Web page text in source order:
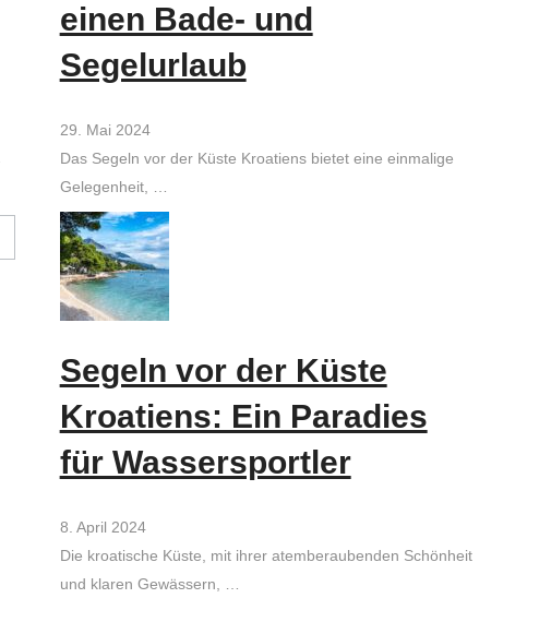
einen Bade- und
Segelurlaub
29. Mai 2024
Das Segeln vor der Küste Kroatiens bietet eine einmalige
Gelegenheit, …
Segeln vor der Küste
Kroatiens: Ein Paradies
für Wassersportler
8. April 2024
Die kroatische Küste, mit ihrer atemberaubenden Schönheit
und klaren Gewässern, …